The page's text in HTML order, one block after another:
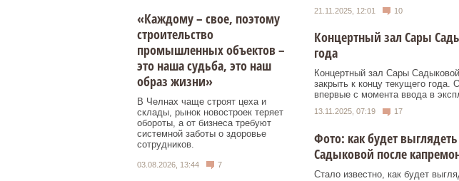
«Каждому – свое, поэтому
строительство
промышленных объектов –
это наша судьба, это наш
образ жизни»
В Челнах чаще строят цеха и
склады, рынок новостроек теряет
обороты, а от бизнеса требуют
системной заботы о здоровье
сотрудников.
03.08.2026, 13:44 7
21.11.2025, 12:01 10
Концертный зал Сары
года
Концертный зал Сары
закрыть к концу текущего года.
впервые с момента ввода в
13.11.2025, 07:19 17
Фото: как будет
Садыковой после
Стало известно, как будет